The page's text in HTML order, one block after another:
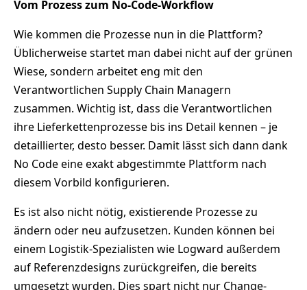
Vom Prozess zum No-Code-Workflow
Wie kommen die Prozesse nun in die Plattform?
Üblicherweise startet man dabei nicht auf der grünen
Wiese, sondern arbeitet eng mit den
Verantwortlichen Supply Chain Managern
zusammen. Wichtig ist, dass die Verantwortlichen
ihre Lieferkettenprozesse bis ins Detail kennen – je
detaillierter, desto besser. Damit lässt sich dann dank
No Code eine exakt abgestimmte Plattform nach
diesem Vorbild konfigurieren.
Es ist also nicht nötig, existierende Prozesse zu
ändern oder neu aufzusetzen. Kunden können bei
einem Logistik-Spezialisten wie Logward außerdem
auf Referenzdesigns zurückgreifen, die bereits
umgesetzt wurden. Dies spart nicht nur Change-